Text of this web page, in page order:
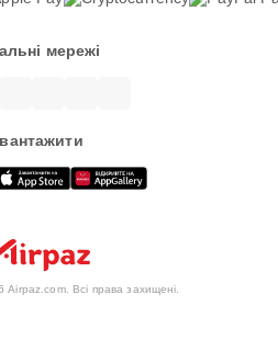
мережі
Airpaz.com. Всі права захищені.